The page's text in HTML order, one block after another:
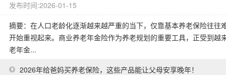
发布时间:2026-01-15
摘要：在人口老龄化逐渐越来越严重的当下，仅靠基本养老保险往
开始重视起来。商业养老年金险作为养老规划的重要工具，正受到越
老年金...
2026年给爸妈买养老保险，这些产品能让父母安享晚年！